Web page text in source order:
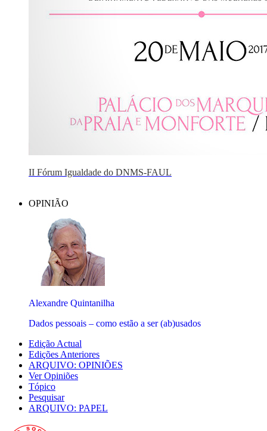
II Fórum Igualdade do DNMS-FAUL
OPINIÃO
Alexandre Quintanilha
Dados pessoais – como estão a ser (ab)usados
Edição Actual
Edições Anteriores
ARQUIVO: OPINIÕES
Ver Opiniões
Tópico
Pesquisar
ARQUIVO: PAPEL